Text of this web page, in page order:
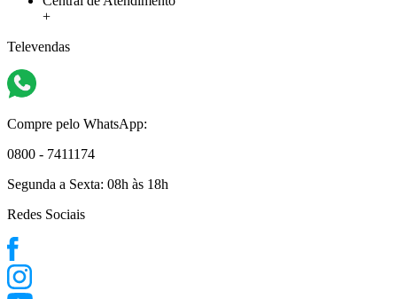
+
Televendas
Compre pelo WhatsApp:
0800 - 7411174
Segunda a Sexta: 08h às 18h
Redes Sociais